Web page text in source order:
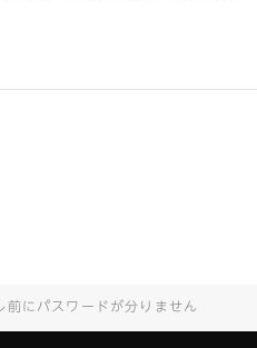
にパスワードが分りません